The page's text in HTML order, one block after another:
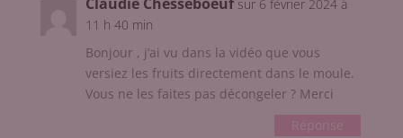
sur 6 février 2024 à
11 h 40 min
Bonjour , j’ai vu dans la vidéo que vous
versiez les fruits directement dans le moule.
Vous ne les faites pas décongeler ? Merci
Réponse